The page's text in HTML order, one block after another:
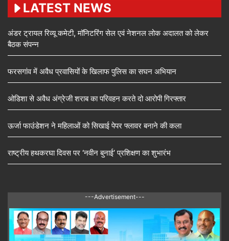
LATEST NEWS
अंडर ट्रायल रिव्यू कमेटी, मॉनिटरिंग सेल एवं नेशनल लोक अदालत को लेकर
बैठक संपन्न
फरसगांव में अवैध प्रवासियों के खिलाफ पुलिस का सघन अभियान
ओडिशा से अवैध अंग्रेजी शराब का परिवहन करते दो आरोपी गिरफ्तार
ऊर्जा फाउंडेशन ने महिलाओं को सिखाई पेपर फ्लावर बनाने की कला
राष्ट्रीय हथकरघा दिवस पर ‘नवीन बुनाई’ प्रशिक्षण का शुभारंभ
---Advertisement---